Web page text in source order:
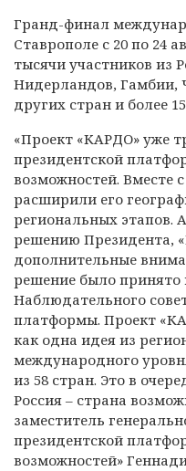
Гранд-финал
Ставрополе с 20 по 24
тысячи участников из
Нидерландов, Гамбии,
других стран и более
«Проект «КАРДО» уже
президентской
возможностей. Вместе
расширили его
региональных этапов.
решению Президента,
дополнительные
решение было принято
Наблюдательного
платформы. Проект
как одна идея из
международного
из 58 стран. Это в
Россия – страна
заместитель
президентской
возможностей»